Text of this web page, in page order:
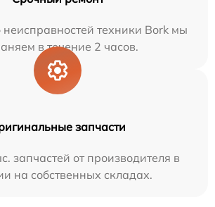
техники Bork мы
в течение 2 часов.
запчасти
запчастей от производителя в
на собственных складах.